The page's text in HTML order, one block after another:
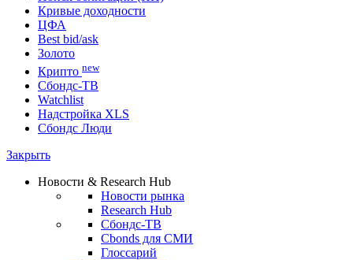
Кривые доходности
ЦФА
Best bid/ask
Золото
Крипто new
Сбондс-ТВ
Watchlist
Надстройка XLS
Сбондс Люди
Закрыть
Новости & Research Hub
Новости рынка
Research Hub
Сбондс-ТВ
Cbonds для СМИ
Глоссарий